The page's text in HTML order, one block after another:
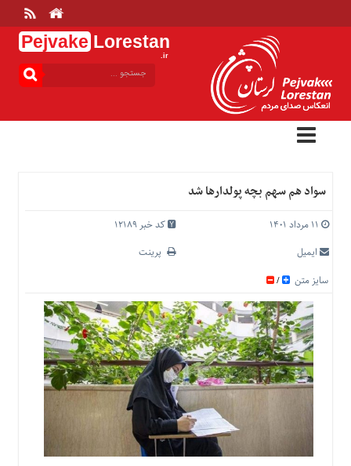
Pejvake Lorestan
.ir
بالا
خانه
ارتباط
درباره
تعرفه
اصلی
عمومی
اجتماعی
سیاسی
سواد هم سهم بچه پولدارها شد
۱۱ مرداد ۱۴۰۱
کد خبر 12189
ایمیل
پرینت
سایز متن
/